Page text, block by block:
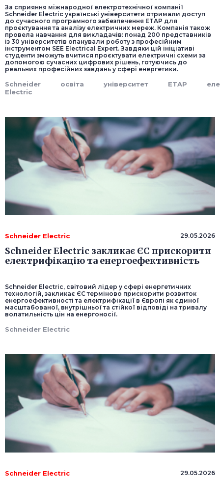
За сприяння міжнародної електротехнічної компанії
Schneider Electric українські університети отримали доступ
до сучасного програмного забезпечення ETAP для
проєктування та аналізу електричних мереж. Компанія також
провела навчання для викладачів: понад 200 представників
із 30 університетів опанували роботу з професійним
інструментом SEE Electrical Expert. Завдяки цій ініціативі
студенти зможуть вчитися проєктувати електричні схеми за
допомогою сучасних цифрових рішень, готуючись до
реальних професійних завдань у сфері енергетики.
Schneider
Electric
освіта університет ETAP
Schneider Electric 29.05.2026
Schneider Electric закликає ЄС прискорити
електрифікацію та енергоефективність
Schneider Electric, світовий лідер у сфері енергетичних
технологій, закликає ЄС терміново прискорити розвиток
енергоефективності та електрифікації в Європі як єдиної
масштабованої, внутрішньої та стійкої відповіді на тривалу
волатильність цін на енергоносії.
Schneider Electric
Schneider Electric 29.05.2026